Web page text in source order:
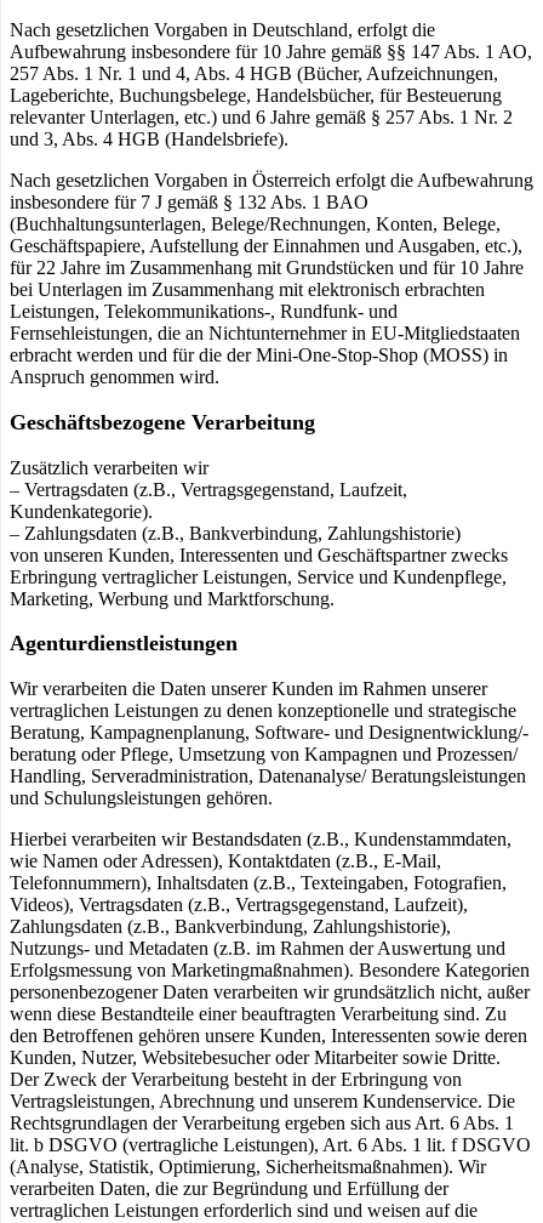
Nach gesetzlichen Vorgaben in Deutschland, erfolgt die
Aufbewahrung insbesondere für 10 Jahre gemäß §§ 147 Abs. 1 AO,
257 Abs. 1 Nr. 1 und 4, Abs. 4 HGB (Bücher, Aufzeichnungen,
Lageberichte, Buchungsbelege, Handelsbücher, für Besteuerung
relevanter Unterlagen, etc.) und 6 Jahre gemäß § 257 Abs. 1 Nr. 2
und 3, Abs. 4 HGB (Handelsbriefe).
Nach gesetzlichen Vorgaben in Österreich erfolgt die Aufbewahrung
insbesondere für 7 J gemäß § 132 Abs. 1 BAO
(Buchhaltungsunterlagen, Belege/Rechnungen, Konten, Belege,
Geschäftspapiere, Aufstellung der Einnahmen und Ausgaben, etc.),
für 22 Jahre im Zusammenhang mit Grundstücken und für 10 Jahre
bei Unterlagen im Zusammenhang mit elektronisch erbrachten
Leistungen, Telekommunikations-, Rundfunk- und
Fernsehleistungen, die an Nichtunternehmer in EU-Mitgliedstaaten
erbracht werden und für die der Mini-One-Stop-Shop (MOSS) in
Anspruch genommen wird.
Geschäftsbezogene Verarbeitung
Zusätzlich verarbeiten wir
– Vertragsdaten (z.B., Vertragsgegenstand, Laufzeit,
Kundenkategorie).
– Zahlungsdaten (z.B., Bankverbindung, Zahlungshistorie)
von unseren Kunden, Interessenten und Geschäftspartner zwecks
Erbringung vertraglicher Leistungen, Service und Kundenpflege,
Marketing, Werbung und Marktforschung.
Agenturdienstleistungen
Wir verarbeiten die Daten unserer Kunden im Rahmen unserer
vertraglichen Leistungen zu denen konzeptionelle und strategische
Beratung, Kampagnenplanung, Software- und Designentwicklung/-
beratung oder Pflege, Umsetzung von Kampagnen und Prozessen/
Handling, Serveradministration, Datenanalyse/ Beratungsleistungen
und Schulungsleistungen gehören.
Hierbei verarbeiten wir Bestandsdaten (z.B., Kundenstammdaten,
wie Namen oder Adressen), Kontaktdaten (z.B., E-Mail,
Telefonnummern), Inhaltsdaten (z.B., Texteingaben, Fotografien,
Videos), Vertragsdaten (z.B., Vertragsgegenstand, Laufzeit),
Zahlungsdaten (z.B., Bankverbindung, Zahlungshistorie),
Nutzungs- und Metadaten (z.B. im Rahmen der Auswertung und
Erfolgsmessung von Marketingmaßnahmen). Besondere Kategorien
personenbezogener Daten verarbeiten wir grundsätzlich nicht, außer
wenn diese Bestandteile einer beauftragten Verarbeitung sind. Zu
den Betroffenen gehören unsere Kunden, Interessenten sowie deren
Kunden, Nutzer, Websitebesucher oder Mitarbeiter sowie Dritte.
Der Zweck der Verarbeitung besteht in der Erbringung von
Vertragsleistungen, Abrechnung und unserem Kundenservice. Die
Rechtsgrundlagen der Verarbeitung ergeben sich aus Art. 6 Abs. 1
lit. b DSGVO (vertragliche Leistungen), Art. 6 Abs. 1 lit. f DSGVO
(Analyse, Statistik, Optimierung, Sicherheitsmaßnahmen). Wir
verarbeiten Daten, die zur Begründung und Erfüllung der
vertraglichen Leistungen erforderlich sind und weisen auf die